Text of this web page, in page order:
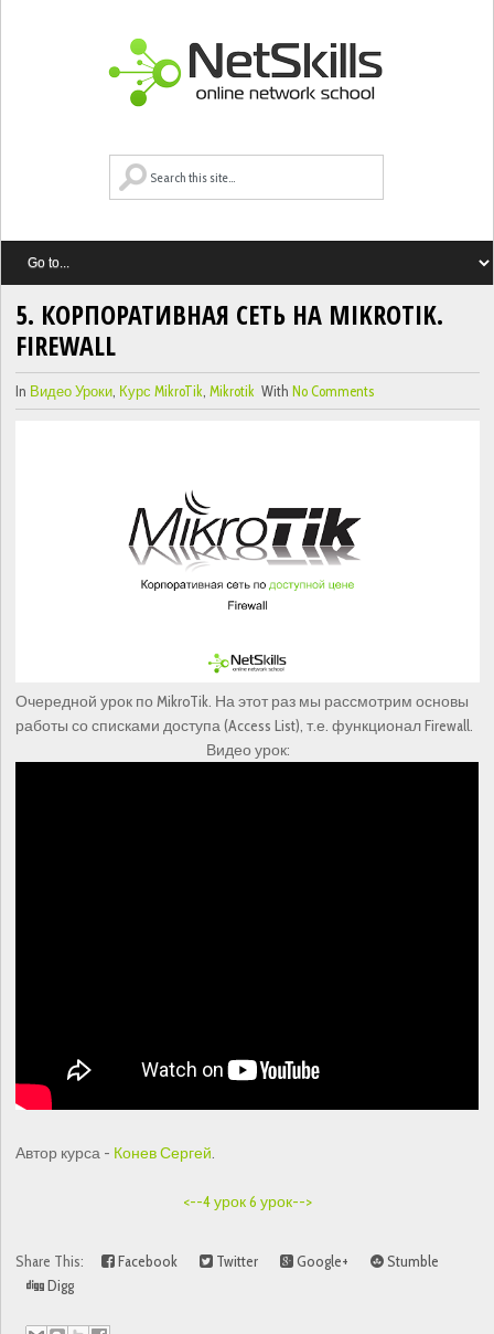
5. КОРПОРАТИВНАЯ СЕТЬ НА MIKROTIK.
FIREWALL
In Видео Уроки, Курс MikroTik,Mikrotik WithNo Comments
Очередной урок по MikroTik. На этот раз мы рассмотрим основы
работы со списками доступа (Access List), т.е. функционал Firewall.
Видео урок:
Автор курса - Конев Сергей.
<--4 урок6 урок-->
Share This: Facebook Twitter Google+
Stumble
Digg